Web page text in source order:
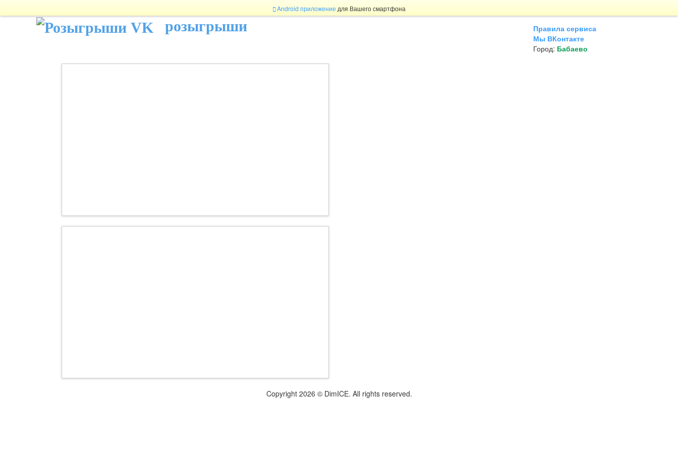
Android приложение для Вашего смартфона
розыгрыши
Правила сервиса
Мы ВКонтакте
Город: Бабаево
Copyright 2026 © DimICE. All rights reserved.